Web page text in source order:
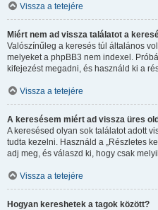
Vissza a tetejére
Miért nem ad vissza találatot a
Valószínűleg a keresés túl általános
melyeket a phpBB3 nem indexel.
kifejezést megadni, és használd ki a
Vissza a tetejére
A keresésem miért ad vissza üres
A keresésed olyan sok találatot adott
tudta kezelni. Használd a „Részletes
adj meg, és válaszd ki, hogy csak
Vissza a tetejére
Hogyan kereshetek a tagok között?